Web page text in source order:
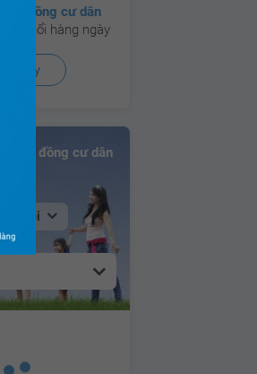
đồng cư dân
sôi nổi hàng ngày
ngay
Cộng đồng cư dân
Hà Nội